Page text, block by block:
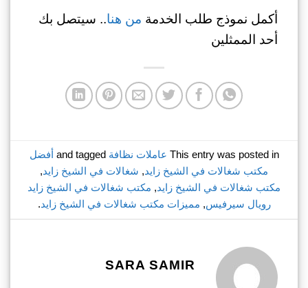
أكمل نموذج طلب الخدمة من هنا.. سيتصل بك
أحد الممثلين
This entry was posted in عاملات نظافة and tagged
أفضل
مكتب شغالات في الشيخ زايد, شغالات في الشيخ زايد,
مكتب شغالات في الشيخ زايد, مكتب شغالات في الشيخ زايد
رويال سيرفيس, مميزات مكتب شغالات في الشيخ زايد.
SARA SAMIR